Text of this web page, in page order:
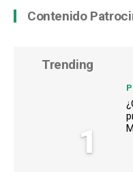
Contenido
Trending
1